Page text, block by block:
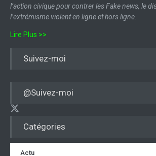
Catégories
Actu
l’action civique pour contrer les Fake news, le
l’extrémisme violent en ligne et hors ligne.
Lire Plus >>
Suivez-moi
@Suivez-moi